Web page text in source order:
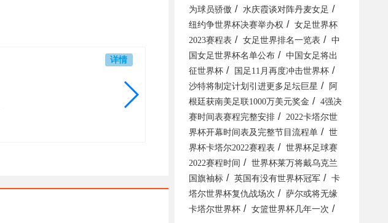
详情
为球员骄傲 / 水庆霞谈对阵丹麦女足 /
纽约争世界杯决赛举办权 /
女足世界杯
2023赛程表 / 女足世界排名一览表 /
中
国女足世界杯名单公布 /
中国女足将出
征世界杯 / 国足11月再度冲击世界杯 /
沙特将制定计划引进更多足坛巨星 /
阿
根廷获南美足联1000万美元奖金 /
4强决
赛时间表赛程完整安排 /
2022卡塔尔世
界杯开幕时间表及完整节目流程单 /
世
界杯卡塔尔2022赛程表 /
世界杯足球赛
2022赛程时间 /
世界杯莱万将戴乌克兰
国旗袖标 / 英国有没有世界杯冠军 /
卡
塔尔世界杯复仇战场次 /
萨尔或将无缘
卡塔尔世界杯 / 女篮世界杯几年一次 /